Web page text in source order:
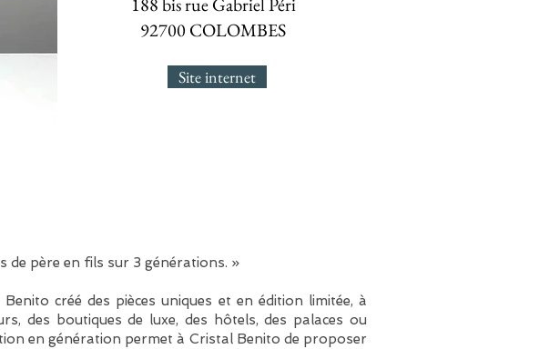
92700 COLOMBES
Site internet
de père en fils sur 3 générations. »
créé des pièces uniques et en édition limitée, à
des boutiques de luxe, des hôtels, des palaces ou
en génération permet à Cristal Benito de proposer